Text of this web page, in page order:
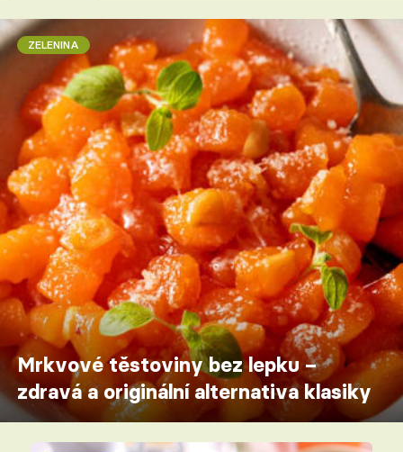
ZELENINA
Mrkvové těstoviny bez lepku –
zdravá a originální alternativa klasiky